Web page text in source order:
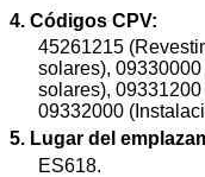
4. Códigos CPV:
45261215
solares),
solares),
09332000
5. Lugar del
ES618.